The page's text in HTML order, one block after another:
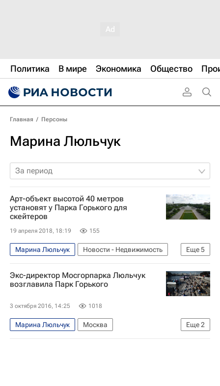
Политика В мире Экономика Общество
Главная / Персоны
Марина Люльчук
За период
Арт-объект высотой 40 метров
установят у Парка Горького для
скейтеров
19 апреля 2018, 18:19 155
Еще5
Марина Люльчук
Новости - Недвижимость
Москва
Парк имени Горького
Парк развлечений
Городская среда
Экс-директор Мосгорпарка Люльчук
возглавила Парк Горького
3 октября 2016, 14:25 1018
Еще2
Марина Люльчук
Москва
Парк культуры имени Горького
Мосгорпарк